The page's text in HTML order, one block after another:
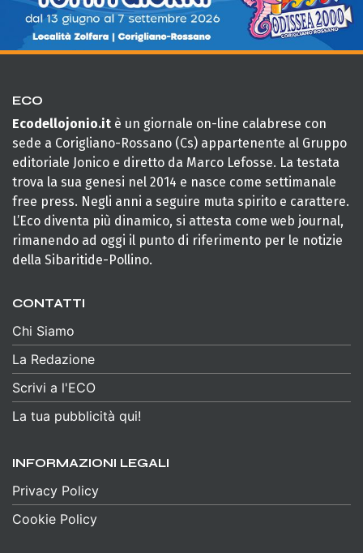
ECO
Ecodellojonio.it è un giornale on-line calabrese con
sede a Corigliano-Rossano (Cs) appartenente al Gruppo
editoriale Jonico e diretto da Marco Lefosse. La testata
trova la sua genesi nel 2014 e nasce come settimanale
free press. Negli anni a seguire muta spirito e carattere.
L’Eco diventa più dinamico, si attesta come web journal,
rimanendo ad oggi il punto di riferimento per le notizie
della Sibaritide-Pollino.
CONTATTI
Chi Siamo
La Redazione
Scrivi a l'ECO
La tua pubblicità qui!
INFORMAZIONI LEGALI
Privacy Policy
Cookie Policy